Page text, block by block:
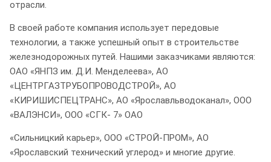
отрасли.
В своей работе компания использует передовые
технологии, а также успешный опыт в строительстве
железнодорожных путей. Нашими заказчиками являются:
ОАО «ЯНПЗ им. Д.И. Менделеева», АО
«ЦЕНТРГАЗТРУБОПРОВОДСТРОЙ», АО
«КИРИШИСПЕЦТРАНС», АО «Ярославльводоканал», ООО
«ВАЛЭНСИ», ООО «СГК- 7» ОАО
«Сильницкий карьер», ООО «СТРОЙ-ПРОМ», АО
«Ярославский технический углерод» и многие другие.